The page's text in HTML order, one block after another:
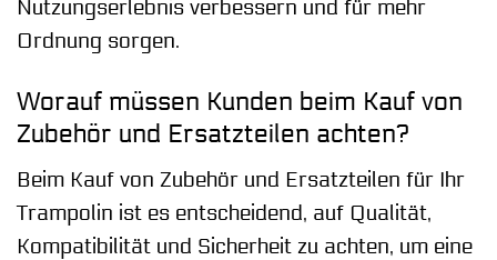
Nutzungserlebnis verbessern und für mehr
Ordnung sorgen.
Worauf müssen Kunden beim Kauf von
Zubehör und Ersatzteilen achten?
Beim Kauf von Zubehör und Ersatzteilen für Ihr
Trampolin ist es entscheidend, auf Qualität,
Kompatibilität und Sicherheit zu achten, um eine